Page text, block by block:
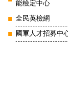
能檢定中心
全民英檢網
國軍人才招募中